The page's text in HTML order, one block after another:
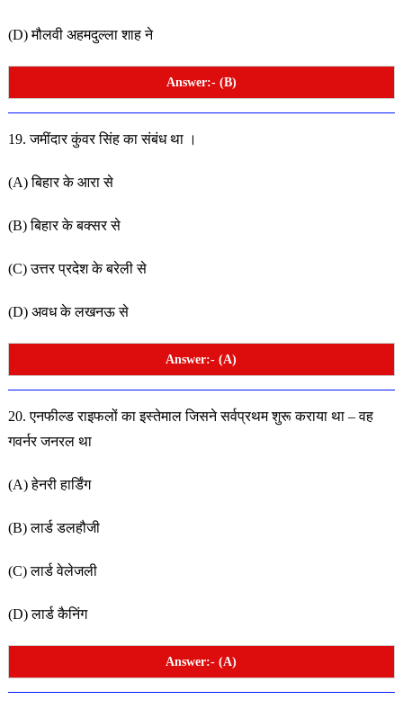
(D) मौलवी अहमदुल्ला शाह ने
Answer:- (B)
19. जमींदार कुंवर सिंह का संबंध था ।
(A) बिहार के आरा से
(B) बिहार के बक्सर से
(C) उत्तर प्रदेश के बरेली से
(D) अवध के लखनऊ से
Answer:- (A)
20. एनफील्ड राइफलों का इस्तेमाल जिसने सर्वप्रथम शुरू कराया था – वह
गवर्नर जनरल था
(A) हेनरी हार्डिंग
(B) लार्ड डलहौजी
(C) लार्ड वेलेजली
(D) लार्ड कैनिंग
Answer:- (A)